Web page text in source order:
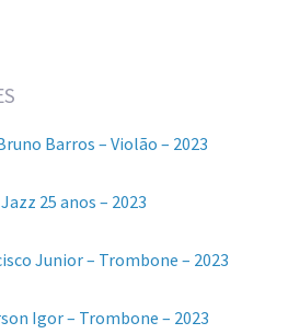
Barros – Violão – 2023
25 anos – 2023
Junior – Trombone – 2023
Igor – Trombone – 2023